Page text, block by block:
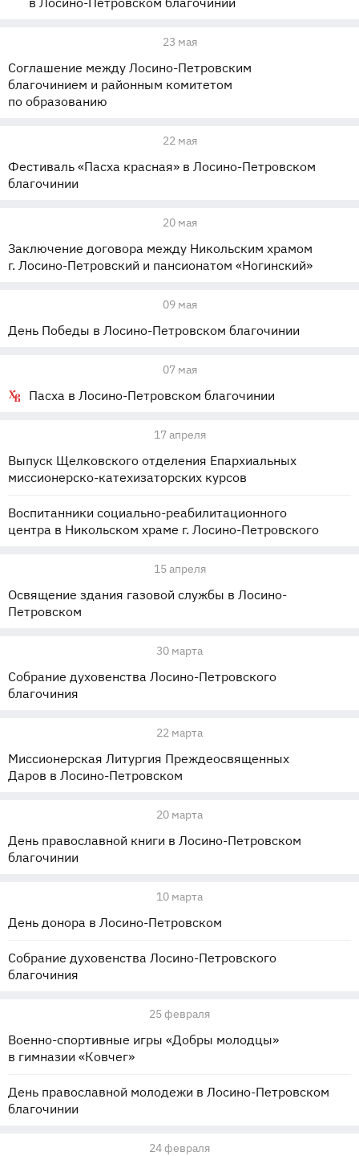
23 мая
Соглашение между Лосино-Петровским
благочинием и районным комитетом
по образованию
22 мая
Фестиваль «Пасха красная» в Лосино-Петровском
благочинии
20 мая
Заключение договора между Никольским храмом
г. Лосино-Петровский и пансионатом «Ногинский»
09 мая
День Победы в Лосино-Петровском благочинии
07 мая
Пасха в Лосино-Петровском благочинии
17 апреля
Выпуск Щелковского отделения Епархиальных
миссионерско-катехизаторских курсов
Воспитанники социально-реабилитационного
центра в Никольском храме г. Лосино-Петровского
15 апреля
Освящение здания газовой службы в Лосино-
Петровском
30 марта
Собрание духовенства Лосино-Петровского
благочиния
22 марта
Миссионерская Литургия Преждеосвященных
Даров в Лосино-Петровском
20 марта
День православной книги в Лосино-Петровском
благочинии
10 марта
День донора в Лосино-Петровском
Собрание духовенства Лосино-Петровского
благочиния
25 февраля
Военно-спортивные игры «Добры молодцы»
в гимназии «Ковчег»
День православной молодежи в Лосино-Петровском
благочинии
24 февраля